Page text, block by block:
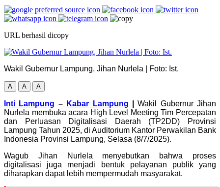
URL berhasil dicopy
Wakil Gubernur Lampung, Jihan Nurlela | Foto: Ist.
A A A
Inti Lampung – Kabar Lampung
Wakil Gubernur Jihan
Nurlela membuka acara High Level Meeting Tim Percepatan
dan Perluasan Digitalisasi Daerah (TP2DD) Provinsi
Lampung Tahun 2025, di Auditorium Kantor Perwakilan Bank
Indonesia Provinsi Lampung, Selasa (8/7/2025).
Wagub Jihan Nurlela menyebutkan bahwa proses
digitalisasi juga menjadi bentuk pelayanan publik yang
diharapkan dapat lebih mempermudah masyarakat.